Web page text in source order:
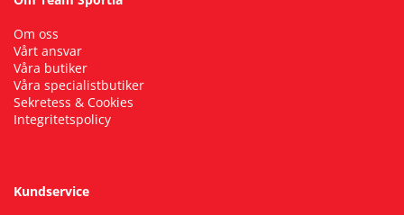
Om oss
Vårt ansvar
Våra butiker
Våra specialistbutiker
Sekretess & Cookies
Integritetspolicy
Kundservice